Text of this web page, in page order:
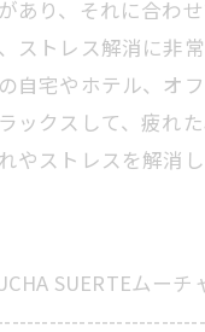
あり、それに合わ
ストレス解消に非
自宅やホテル、オ
ックスして、疲れ
やストレスを解消
SUERTEムー